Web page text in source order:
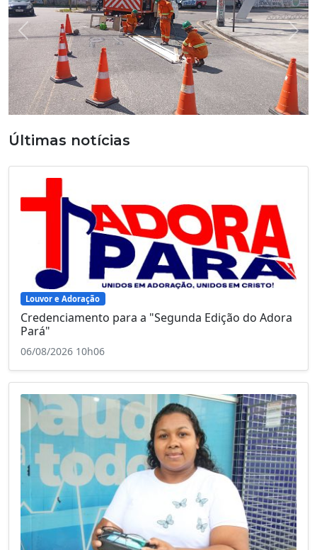
Previous
Últimas notícias
Louvor e Adoração
Credenciamento para a "Segunda Edição do Adora
Pará"
06/08/2026 10h06